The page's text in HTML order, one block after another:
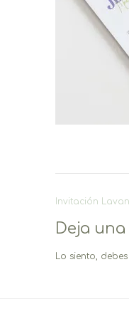
Navegación
entradas
Invitación
Deja
Lo siento,